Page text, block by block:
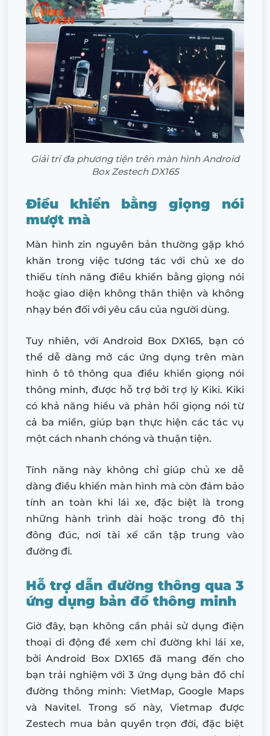
Giải trí đa phương tiện trên màn hình Android
Box Zestech DX165
Điều khiển bằng giọng nói
mượt mà
Màn hình zin nguyên bản thường gặp khó
khăn trong việc tương tác với chủ xe do
thiếu tính năng điều khiển bằng giọng nói
hoặc giao diện không thân thiện và không
nhạy bén đối với yêu cầu của người dùng.
Tuy nhiên, với Android Box DX165, bạn có
thể dễ dàng mở các ứng dụng trên màn
hình ô tô thông qua điều khiển giọng nói
thông minh, được hỗ trợ bởi trợ lý Kiki. Kiki
có khả năng hiểu và phản hồi giọng nói từ
cả ba miền, giúp bạn thực hiện các tác vụ
một cách nhanh chóng và thuận tiện.
Tính năng này không chỉ giúp chủ xe dễ
dàng điều khiển màn hình mà còn đảm bảo
tính an toàn khi lái xe, đặc biệt là trong
những hành trình dài hoặc trong đô thị
đông đúc, nơi tài xế cần tập trung vào
đường đi.
Hỗ trợ dẫn đường thông qua 3
ứng dụng bản đồ thông minh
Giờ đây, bạn không cần phải sử dụng điện
thoại di động để xem chỉ đường khi lái xe,
bởi Android Box DX165 đã mang đến cho
bạn trải nghiệm với 3 ứng dụng bản đồ chỉ
đường thông minh: VietMap, Google Maps
và Navitel. Trong số này, Vietmap được
Zestech mua bản quyền trọn đời, đặc biệt